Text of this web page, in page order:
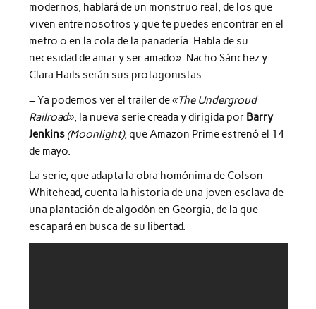
modernos, hablará de un monstruo real, de los que
viven entre nosotros y que te puedes encontrar en el
metro o en la cola de la panadería. Habla de su
necesidad de amar y ser amado». Nacho Sánchez y
Clara Hails serán sus protagonistas.
– Ya podemos ver el trailer de«The Undergroud
Railroad», la nueva serie creada y dirigida porBarry
Jenkins (Moonlight), que Amazon Prime estrenó el 14
de mayo.
La serie, que adapta la obra homónima de Colson
Whitehead, cuenta la historia de una joven esclava de
una plantación de algodón en Georgia, de la que
escapará en busca de su libertad.